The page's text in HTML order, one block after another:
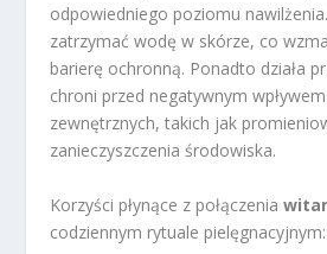
odpowiedniego poziomu
zatrzymać wodę w skórze, co
barierę ochronną. Ponadto działa
chroni przed negatywnym
zewnętrznych, takich jak
zanieczyszczenia środowiska.
Korzyści płynące z połączenia
codziennym rytuale pielęgnacyjnym: